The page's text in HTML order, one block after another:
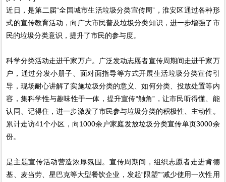
近日，是第二届“全国城市生活垃圾分类宣传周”，淮安区通过各种形
式的宣传教育活动，向广大市民普及垃圾分类知识，进一步增强了市
民的垃圾分类意识，提升了市民的参与度。
科学分类活动走进千家万户。广泛发动志愿者宣传周期间走进千家万
户，通过分发小册子、面对面指导等方式开展生活垃圾分类宣传引
导，现场耐心讲解了实施垃圾分类的意义、如何分类、投放处置等内
容，集科学性与趣味性于一体，提升宣传“触角”，让市民听得懂、能
认同、记得住，进一步激发了市民参与垃圾分类的积极性、主动性。
累计走访41个小区，向1000余户家庭发放垃圾分类宣传单页3000余
份。
是主题宣传活动营造浓厚氛围。宣传周期间，组织志愿者走进肯德
基、麦当劳、星巴克等大型餐饮企业，发起“限塑”“减少使用一次性用